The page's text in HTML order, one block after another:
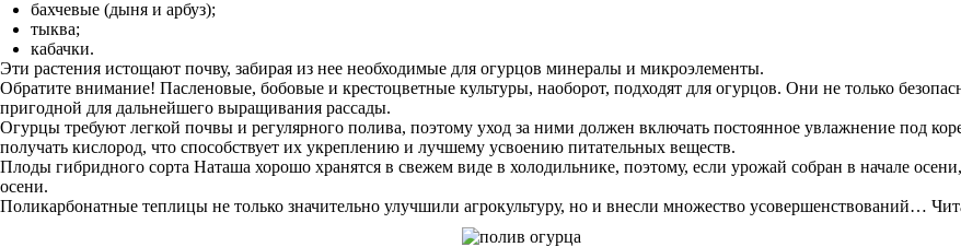
бахчевые (дыня и арбуз);
тыква;
кабачки.
Эти растения истощают почву, забирая из нее необходимые для огурцов минералы и микроэлементы.
Обратите внимание! Пасленовые, бобовые и крестоцветные культуры, наоборот, подходят для огурцов. Они не только
пригодной для дальнейшего выращивания рассады.
Огурцы требуют легкой почвы и регулярного полива, поэтому уход за ними должен включать постоянное увлажнение под
получать кислород, что способствует их укреплению и лучшему усвоению питательных веществ.
Плоды гибридного сорта Наташа хорошо хранятся в свежем виде в холодильнике, поэтому, если урожай собран в начале
осени.
Поликарбонатные теплицы не только значительно улучшили агрокультуру, но и внесли множество усовершенствований…